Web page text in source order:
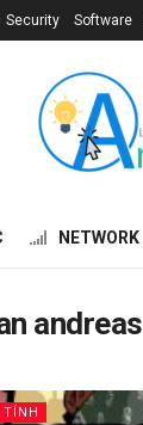
Security Software
NETWORK
andreas